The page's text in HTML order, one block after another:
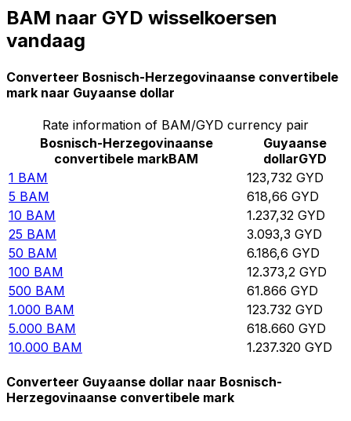
BAM naar GYD wisselkoersen
vandaag
Converteer Bosnisch-Herzegovinaanse convertibele
mark naar Guyaanse dollar
Rate information of BAM/GYD currency pair
Bosnisch-Herzegovinaanse
convertibele markBAM
Guyaanse
dollarGYD
1 BAM 123,732 GYD
5 BAM 618,66 GYD
10 BAM 1.237,32 GYD
25 BAM 3.093,3 GYD
50 BAM 6.186,6 GYD
100 BAM 12.373,2 GYD
500 BAM 61.866 GYD
1.000 BAM 123.732 GYD
5.000 BAM 618.660 GYD
10.000 BAM 1.237.320 GYD
Converteer Guyaanse dollar naar Bosnisch-
Herzegovinaanse convertibele mark